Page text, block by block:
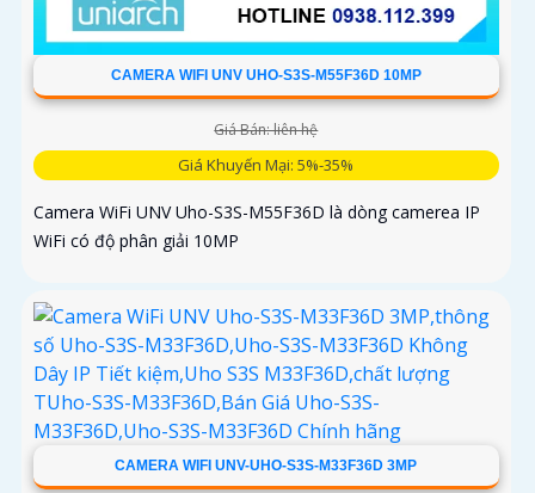
CAMERA WIFI UNV UHO-S3S-M55F36D 10MP
Giá Bán: liên hệ
Giá Khuyến Mại: 5%-35%
Camera WiFi UNV Uho-S3S-M55F36D là dòng camerea IP
WiFi có độ phân giải 10MP
CAMERA WIFI UNV-UHO-S3S-M33F36D 3MP